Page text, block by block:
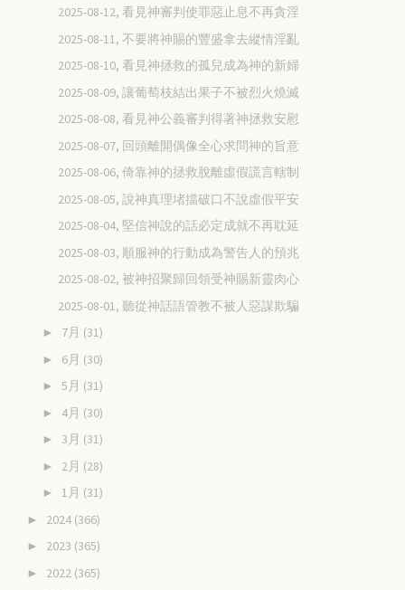
2025-08-12, 看見神審判使罪惡止息不再貪淫
2025-08-11, 不要將神賜的豐盛拿去縱情淫亂
2025-08-10, 看見神拯救的孤兒成為神的新婦
2025-08-09, 讓葡萄枝結出果子不被烈火燒滅
2025-08-08, 看見神公義審判得著神拯救安慰
2025-08-07, 回頭離開偶像全心求問神的旨意
2025-08-06, 倚靠神的拯救脫離虛假謊言轄制
2025-08-05, 說神真理堵擋破口不說虛假平安
2025-08-04, 堅信神說的話必定成就不再耽延
2025-08-03, 順服神的行動成為警告人的預兆
2025-08-02, 被神招聚歸回領受神賜新靈肉心
2025-08-01, 聽從神話語管教不被人惡謀欺騙
► 7月 (31)
► 6月 (30)
► 5月 (31)
► 4月 (30)
► 3月 (31)
► 2月 (28)
► 1月 (31)
► 2024 (366)
► 2023 (365)
► 2022 (365)